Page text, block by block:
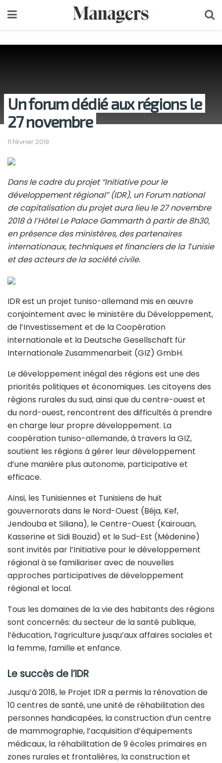
Un forum dédié aux régions le
27 novembre
11 février 2019
Dans le cadre du projet “Initiative pour le
développement régional” (IDR), un Forum national
de capitalisation du projet aura lieu le 27 novembre
2018 à l’Hôtel Le Palace Gammarth à partir de 8h30,
en présence des ministères, des partenaires
internationaux, techniques et financiers de la Tunisie
et des acteurs de la société civile.
IDR est un projet tuniso-allemand mis en œuvre
conjointement avec le ministère du Développement,
de l’Investissement et de la Coopération
internationale et la Deutsche Gesellschaft für
Internationale Zusammenarbeit (GIZ) GmbH.
Le développement inégal des régions est une des
priorités politiques et économiques. Les citoyens des
régions rurales du sud, ainsi que du centre-ouest et
du nord-ouest, rencontrent des difficultés à prendre
en charge leur propre développement. La
coopération tuniso-allemande, à travers la GIZ,
soutient les régions à gérer leur développement
d’une manière plus autonome, participative et
efficace.
Ainsi, les Tunisiennes et Tunisiens de huit
gouvernorats dans le Nord-Ouest (Béja, Kef,
Jendouba et Siliana), le Centre-Ouest (Kairouan,
Kasserine et Sidi Bouzid) et le Sud-Est (Médenine)
sont invités par l’Initiative pour le développement
régional à se familiariser avec de nouvelles
approches participatives de développement
régional et local.
Tous les domaines de la vie des habitants des régions
sont concernés: du secteur de la santé publique,
l’éducation, l’agriculture jusqu’aux affaires sociales et
la femme, famille et enfance.
Le succès de l’IDR
Jusqu’à 2018, le Projet IDR a permis la rénovation de
10 centres de santé, une unité de réhabilitation des
personnes handicapées, la construction d’un centre
de mammographie, l’acquisition d’équipements
médicaux, la réhabilitation de 9 écoles primaires en
zones rurales et frontalières, la construction et